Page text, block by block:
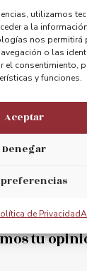
utilizamos
a la
nos permitirá
o las
el consentimiento,
y funciones.
Aceptar
Denegar
de Privacidad
Fotos Olentzero en el Puente de Bizkaia
tu